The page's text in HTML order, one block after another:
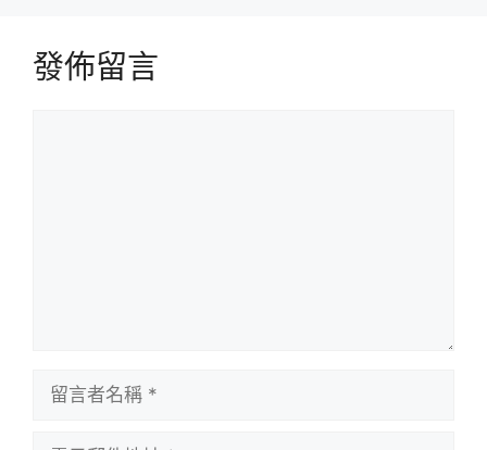
發佈留言